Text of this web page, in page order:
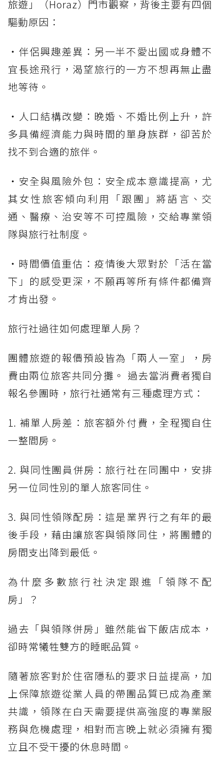
旅遊」（Horaz）門市觀察，背後主要有四個
驅動原因：
・伴侶興趣差異：另一半不愛出國或身體不
宜長途飛行，渴望旅行的一方不想再無止盡
地等待。
・人口結構改變：晚婚、不婚比例上升，許
多具備經濟能力與時間的單身族群，卻苦於
找不到合適的旅伴。
・安全與風險外包：安全成本意識提高，尤
其女性旅客傾向利用「跟團」將語言、交
通、醫療、治安等不可控風險，交給專業領
隊與旅行社制度。
・時間價值重估：疫情後大眾對於「活在當
下」的感受更深，不願再等所有條件都備齊
才肯出發。
旅行社過往如何處理單人房？
團體旅遊的報價預設皆為「兩人一室」，房
費由兩位旅客共同分攤。 過去當消費者獨自
報名參團時，旅行社通常有三種處理方式：
1. 補單人房差：旅客額外付費，全程獨自住
一整間房。
2. 與同性團員併房：旅行社在同團中，安排
另一位同性別的單人旅客同住。
3. 與同性領隊配房：這是業界行之有年的最
後手段，藉由讓旅客與領隊同住，將團體的
房間支出降到最低。
為什麼多數旅行社決定跟進「領隊不配
房」？
過去「與領隊併房」雖然能省下飯店成本，
卻時常犧牲雙方的睡眠品質。
隨著旅客對於住宿隱私的要求日益提高，加
上保障旅遊從業人員的帶團品質已成為產業
共識，領隊在白天需要提供高強度的專業服
務與危機處理，相對而言晚上就必須擁有獨
立且不受干擾的休息時間。